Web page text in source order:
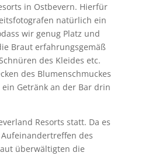
in Ostbevern. Hierfür
natürlich ein
wir genug Platz und
Braut erfahrungsgemäß
des Kleides etc.
des Blumenschmuckes
Getränk an der Bar drin
Resorts statt. Da es
des
überwältigten die